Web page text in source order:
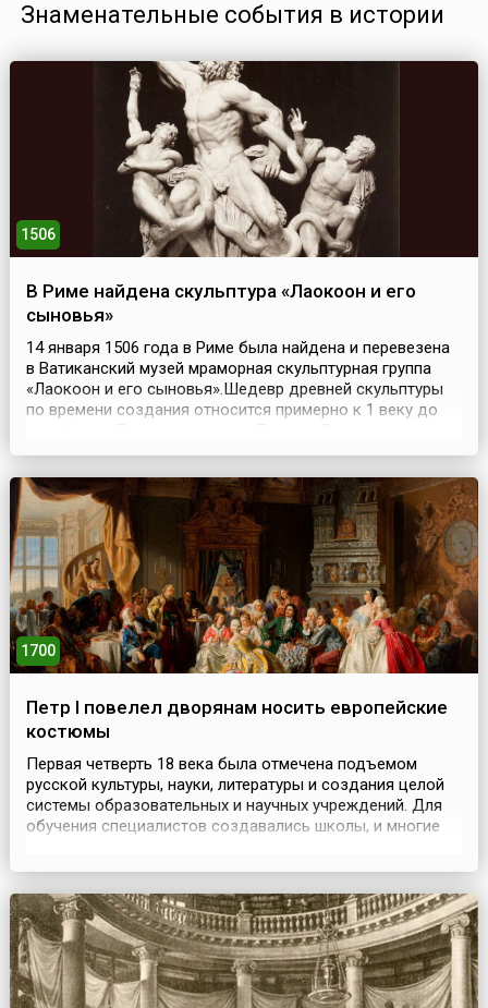
Знаменательные события в истории
1506
В Риме найдена скульптура «Лаокоон и его
сыновья»
14 января 1506 года в Риме была найдена и перевезена
в Ватиканский музей мраморная скульптурная группа
«Лаокоон и его сыновья».Шедевр древней скульптуры
по времени создания относится примерно к 1 веку до
находился в доме императора Тита. Это произведение
Афинодора.Сюжет Лаокоона почерпнут из сказ...
1700
Петр I повелел дворянам носить европейские
костюмы
Первая четверть 18 века была отмечена подъемом
русской культуры, науки, литературы и создания целой
системы образовательных и научных учреждений. Для
обучения специалистов создавались школы, и многие
направлялись за границу для получения
господствующего класса. По возвращении из первого
заграничного путешес...